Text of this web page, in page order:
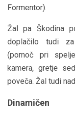
Formentor).
Žal pa Škodina
doplačilo tudi za
(pomoč pri
kamera, gretje
poveča. Žal tudi
Dinamičen